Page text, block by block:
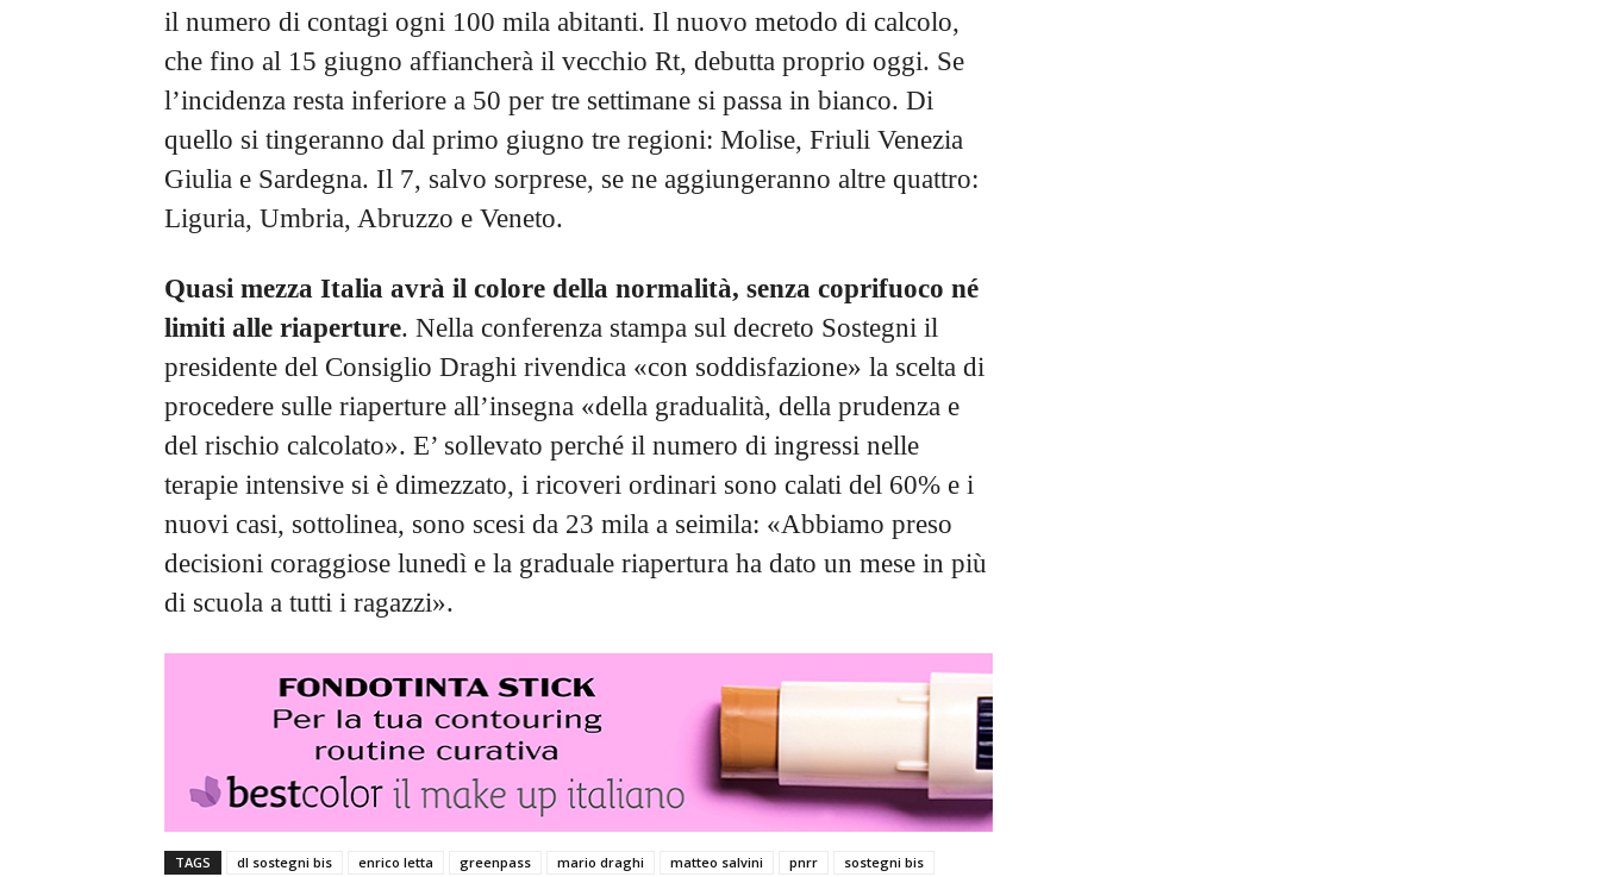
il numero di contagi ogni 100 mila abitanti. Il nuovo metodo di calcolo,
che fino al 15 giugno affiancherà il vecchio Rt, debutta proprio oggi. Se
l’incidenza resta inferiore a 50 per tre settimane si passa in bianco. Di
quello si tingeranno dal primo giugno tre regioni: Molise, Friuli Venezia
Giulia e Sardegna. Il 7, salvo sorprese, se ne aggiungeranno altre quattro:
Liguria, Umbria, Abruzzo e Veneto.
Quasi mezza Italia avrà il colore della normalità, senza coprifuoco né
limiti alle riaperture. Nella conferenza stampa sul decreto Sostegni il
presidente del Consiglio Draghi rivendica «con soddisfazione» la scelta di
procedere sulle riaperture all’insegna «della gradualità, della prudenza e
del rischio calcolato». E’ sollevato perché il numero di ingressi nelle
terapie intensive si è dimezzato, i ricoveri ordinari sono calati del 60% e i
nuovi casi, sottolinea, sono scesi da 23 mila a seimila: «Abbiamo preso
decisioni coraggiose lunedì e la graduale riapertura ha dato un mese in più
di scuola a tutti i ragazzi».
TAGS dl sostegni bis enrico letta greenpass mario draghi matteo salvini pnrr sostegni bis